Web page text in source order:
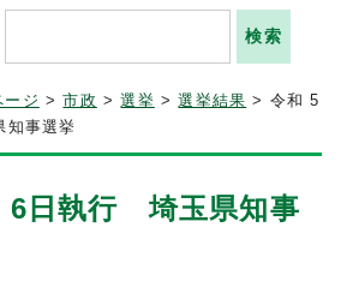
ージ >市政 >選挙 >選挙結果 > 令和 5
事選挙
6日執行 埼玉県知事